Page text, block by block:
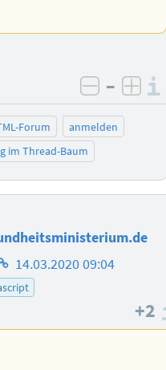
negativ
–
Forum
anmelden
im Thread-Baum
14.03.2020 09:04
+2